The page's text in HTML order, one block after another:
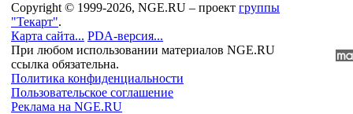
Copyright © 1999-2026, NGE.RU – проект группы
"Текарт".
Карта сайта... PDA-версия...
При любом использовании материалов NGE.RU
ссылка обязательна.
Политика конфиденциальности
Пользовательское соглашение
Реклама на NGE.RU